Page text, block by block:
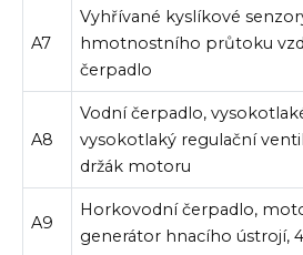
A7
Vyhřívané kyslíkové
hmotnostního průtoku
čerpadlo
A8
Vodní čerpadlo,
vysokotlaký regulační
držák motoru
A9
Horkovodní čerpadlo,
generátor hnacího ústrojí,